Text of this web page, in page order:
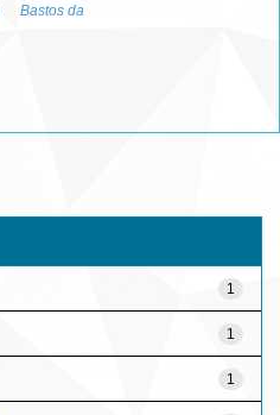
Bastos da
1
1
1